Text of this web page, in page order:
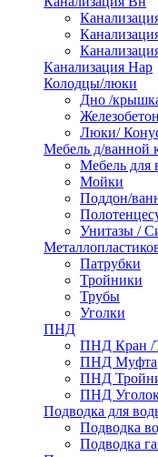
Канализация Нар
Колодцы/люки
Дно /
Люки/
Мебель д/ванной
Мебель для
Мойки
Поддон/
Унитазы /
Патрубки
Тройники
Трубы
Уголки
ПНД
ПНД Кран /
ПНД Муфта
ПНД
ПНД
Подводка для
Подводка
Подводка